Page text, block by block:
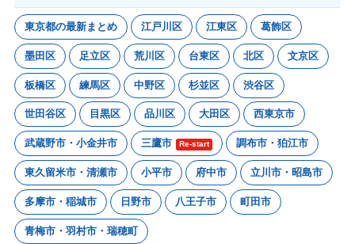
東京都の最新まとめ 江戸川区 江東区 葛飾区
墨田区 足立区 荒川区 台東区 北区 文京区
板橋区 練馬区 中野区 杉並区 渋谷区
世田谷区 目黒区 品川区 大田区 西東京市
武蔵野市・小金井市 三鷹市 Re-start 調布市・狛江市
東久留米市・清瀬市 小平市 府中市 立川市・昭島市
多摩市・稲城市 日野市 八王子市 町田市
青梅市・羽村市・瑞穂町